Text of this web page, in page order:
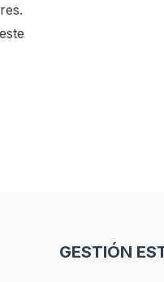
GESTIÓN